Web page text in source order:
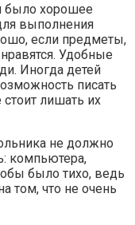
было хорошее
выполнения
если предметы,
Удобные
Иногда детей
писать
лишать их
не должно
компьютера,
было тихо, ведь
том, что не очень